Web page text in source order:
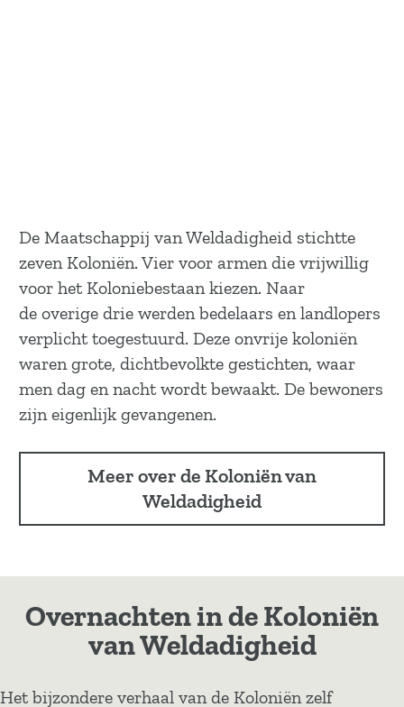
De Maatschappij van Weldadigheid stichtte
zeven Koloniën. Vier voor armen die vrijwillig
voor het Koloniebestaan kiezen. Naar
de overige drie werden bedelaars en landlopers
verplicht toegestuurd. Deze onvrije koloniën
waren grote, dichtbevolkte gestichten, waar
men dag en nacht wordt bewaakt. De bewoners
zijn eigenlijk gevangenen.
Meer over de Koloniën van
Weldadigheid
Overnachten in de Koloniën
van Weldadigheid
Het bijzondere verhaal van de Koloniën zelf